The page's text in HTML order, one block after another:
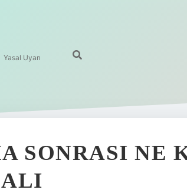
Yasal Uyarı
SONRASI NE